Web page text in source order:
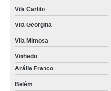
Vila Carlito
Vila Georgina
Vila Mimosa
Vinhedo
Anália Franco
Belém